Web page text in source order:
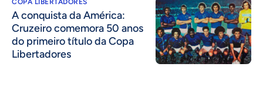
A conquista da América:
Cruzeiro comemora 50 anos
do primeiro título da Copa
Libertadores